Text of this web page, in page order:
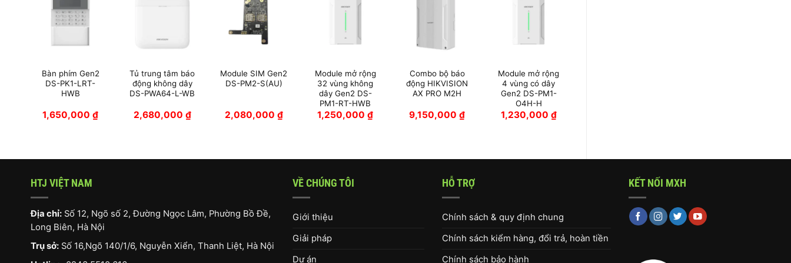
Bàn phím Gen2
DS-PK1-LRT-
HWB
1,650,000₫
Tủ trung tâm báo
động không dây
DS-PWA64-L-WB
2,680,000 ₫
Module SIM Gen2
DS-PM2-S(AU)
2,080,000 ₫
Module mở rộng
32 vùng không
dây Gen2 DS-
PM1-RT-HWB
1,250,000₫
Combo bộ báo
động HIKVISION
AX PRO M2H
9,150,000₫
Module mở rộng
4 vùng có dây
Gen2 DS-PM1-
O4H-H
1,230,000 ₫
HTJ VIỆT NAM
Địa chỉ: Số 12, Ngõ số 2, Đường Ngọc Lâm, Phường Bồ Đề,
Long Biên, Hà Nội
Trụ sở: Số 16,Ngõ 140/1/6, Nguyễn Xiển, Thanh Liệt, Hà Nội
VỀ CHÚNG TÔI
Giới thiệu
Giải pháp
Dự án
HỖ TRỢ
Chính sách & quy định chung
Chính sách kiểm hàng, đổi trả, hoàn tiền
Chính sách bảo hành
KẾT NỐI MXH